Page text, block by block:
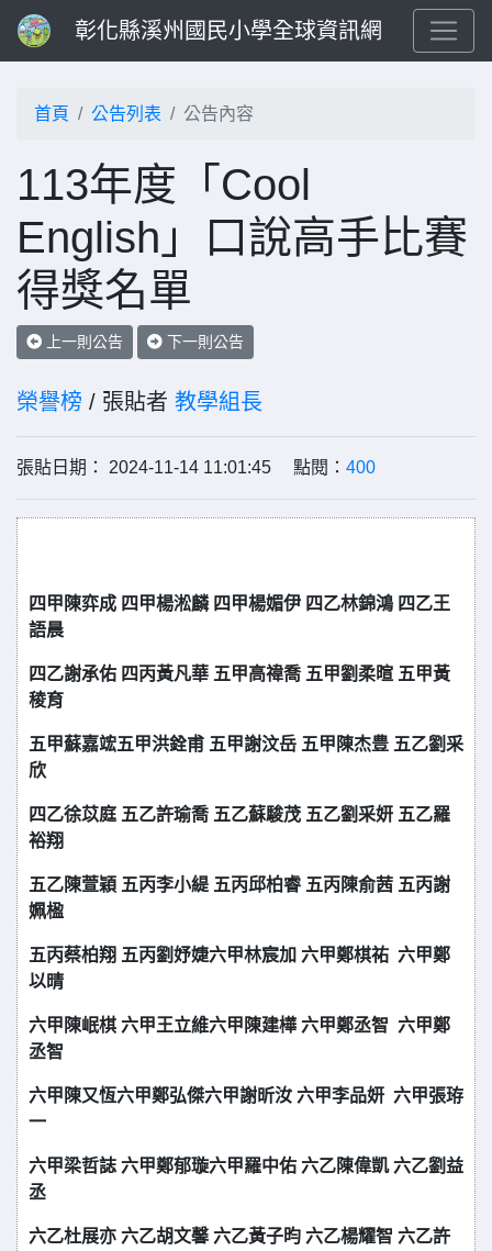
彰化縣溪州國民小學全球資訊網
首頁 公告列表 公告內容
113年度「Cool
English」口說高手比賽
得獎名單
上一則公告 下一則公告
榮譽榜 / 張貼者 教學組長
張貼日期： 2024-11-14 11:01:45 點閱： 400
四甲陳弈成 四甲楊淞麟 四甲楊媚伊 四乙林錦鴻 四乙王
語晨
四乙謝承佑 四丙黃凡華 五甲高禕喬 五甲劉柔暄 五甲黃
稜育
五甲蘇嘉竤五甲洪銓甫 五甲謝汶岳 五甲陳杰豊 五乙劉采
欣
四乙徐苡庭 五乙許瑜喬 五乙蘇駿茂 五乙劉采妍 五乙羅
裕翔
五乙陳萱穎 五丙李小緹 五丙邱柏睿 五丙陳俞茜 五丙謝
姵楹
五丙蔡柏翔 五丙劉妤婕六甲林宸加 六甲鄭棋祐 六甲鄭
以晴
六甲陳岷棋 六甲王立維六甲陳建樺 六甲鄭丞智 六甲鄭
丞智
六甲陳又恆六甲鄭弘傑六甲謝昕汝 六甲李品妍 六甲張珔
一
六甲梁哲誌 六甲鄭郁璇六甲羅中佑 六乙陳偉凱 六乙劉益
丞
六乙杜展亦 六乙胡文馨 六乙黃子昀 六乙楊耀智 六乙許